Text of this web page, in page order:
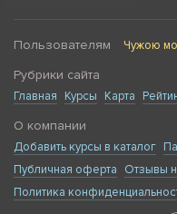
Пользователям Чужою
Рубрики сайта
Главная Курсы Карта
О компании
Добавить курсы в каталог
Публичная оферта
Отзывы
Политика